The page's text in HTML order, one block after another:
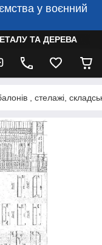
у воєнний
ТА ДЕРЕВА
, стелажі,